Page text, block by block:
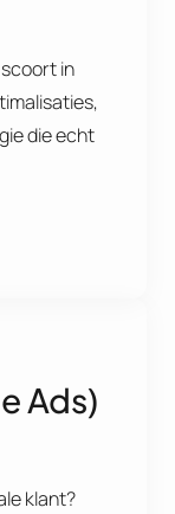
in
die echt
Ads)
klant?